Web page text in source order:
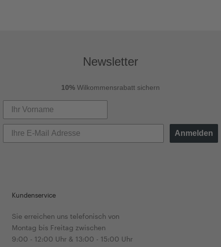
Newsletter
10% Wilkommensrabatt sichern
Anmelden
Kundenservice
Sie erreichen uns telefonisch von
Montag bis Freitag zwischen
9:00 - 12:00 Uhr & 13:00 - 15:00 Uhr